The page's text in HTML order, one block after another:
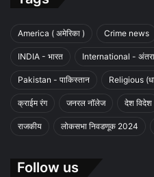
America ( अमेरिका ) Crime news
INDIA - भारत International -
Pakistan - पाकिस्तान Religious
क्राईम रंग जनरल नॉलेज देश विदेश
राजकीय लोकसभा निवडणूक 2024
Follow us